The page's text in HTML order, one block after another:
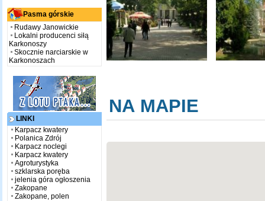
Pasma górskie
Rudawy Janowickie
Lokalni producenci siłą
Karkonoszy
Skocznie narciarskie w
Karkonoszach
LINKI
Karpacz kwatery
Polanica Zdrój
Karpacz noclegi
Karpacz kwatery
Agroturystyka
szklarska poręba
jelenia góra ogłoszenia
Zakopane
Zakopane, polen
NA MAPIE